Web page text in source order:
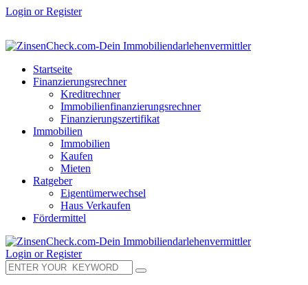
Login or Register
Startseite
Finanzierungsrechner
Kreditrechner
Immobilienfinanzierungsrechner
Finanzierungszertifikat
Immobilien
Immobilien
Kaufen
Mieten
Ratgeber
Eigentümerwechsel
Haus Verkaufen
Fördermittel
Login or Register